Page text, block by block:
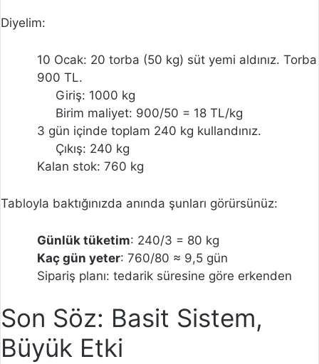
Diyelim:
10 Ocak: 20 torba (50 kg) süt yemi aldınız. Torba
900 TL.
Giriş: 1000 kg
Birim maliyet: 900/50 = 18 TL/kg
3 gün içinde toplam 240 kg kullandınız.
Çıkış: 240 kg
Kalan stok: 760 kg
Tabloyla baktığınızda anında şunları görürsünüz:
Günlük tüketim: 240/3 = 80 kg
Kaç gün yeter: 760/80 ≈ 9,5 gün
Sipariş planı: tedarik süresine göre erkenden
Son Söz: Basit Sistem,
Büyük Etki